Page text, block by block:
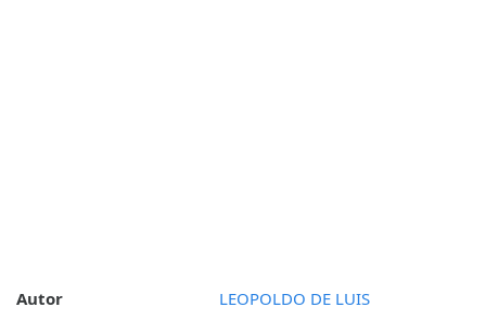
Autor
LEOPOLDO DE LUIS